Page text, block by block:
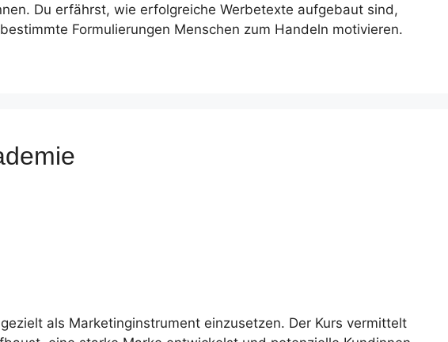
Du erfährst, wie erfolgreiche Werbetexte aufgebaut sind,
Formulierungen Menschen zum Handeln motivieren.
als Marketinginstrument einzusetzen. Der Kurs vermittelt